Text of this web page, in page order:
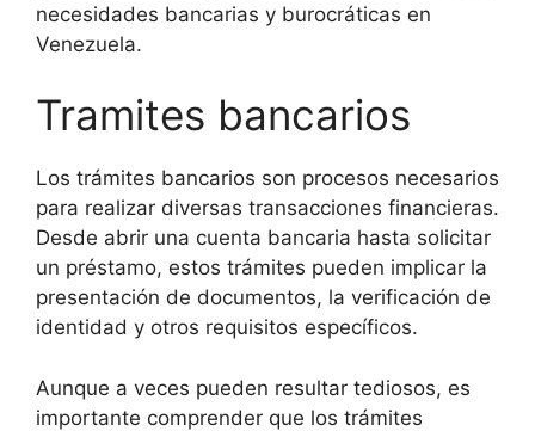
necesidades bancarias y burocráticas en
Venezuela.
Tramites bancarios
Los trámites bancarios son procesos necesarios
para realizar diversas transacciones financieras.
Desde abrir una cuenta bancaria hasta solicitar
un préstamo, estos trámites pueden implicar la
presentación de documentos, la verificación de
identidad y otros requisitos específicos.
Aunque a veces pueden resultar tediosos, es
importante comprender que los trámites